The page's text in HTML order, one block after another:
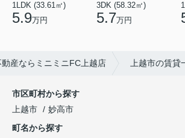
1LDK (33.61㎡)
5.9万円
3DK (58.32㎡)
5.7万円
産ならミニミニFC上越店 上越市の賃貸
市区町村から探す
上越市
妙高市
町名から探す